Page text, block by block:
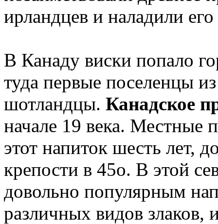
ирландцев и наладили
В Канаду виски попало
туда первые поселенцы
шотландцы. Канадское
начале 19 века. Местные
этот напиток шесть лет,
крепости в 45о. В этой
довольно популярным
различных видов злаков,